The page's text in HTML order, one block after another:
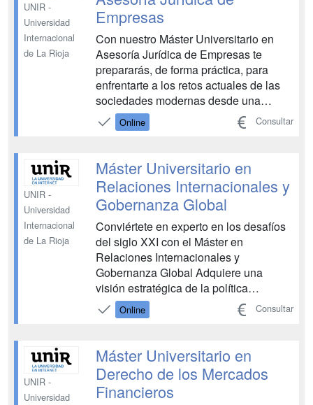
UNIR -
Universidad
Internacional
de La Rioja
Empresas
Con nuestro Máster Universitario en
Asesoría Jurídica de Empresas te
prepararás, de forma práctica, para
enfrentarte a los retos actuales de las
sociedades modernas desde una
perspectiva integral, avanzada y
eficiente, convirtiéndote en el asesor
Nuestro Máster ha sido diseñado para
que el alumno adquiera un c...
Online Consultar
UNIR -
Universidad
Internacional
de La Rioja
Máster Universitario en
Relaciones Internacionales y
Gobernanza Global
Conviértete en experto en los desafíos
del siglo XXI con el Máster en
Relaciones Internacionales y
Gobernanza Global Adquiere una
visión estratégica de la política
interestatal del momento El Máster en
Relaciones Internacionales y
universitario que te ofrece una
formación avanzada para interpretar la
complejidad d...
Online Consultar
UNIR -
Universidad
Máster Universitario en
Derecho de los Mercados
Financieros